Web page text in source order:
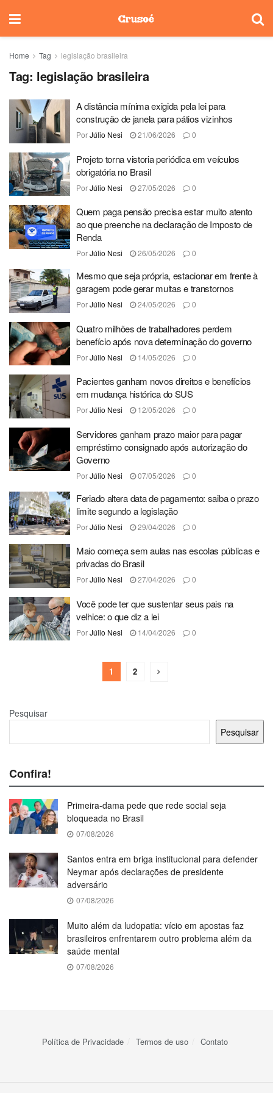
Home Tag legislação brasileira
Tag: legislação brasileira
A distância mínima exigida pela lei para
construção de janela para pátios vizinhos
PorJúlio Nesi 21/06/2026 0
Projeto torna vistoria periódica em veículos
obrigatória no Brasil
PorJúlio Nesi 27/05/2026 0
Quem paga pensão precisa estar muito atento
ao que preenche na declaração de Imposto de
Renda
PorJúlio Nesi 26/05/2026 0
Mesmo que seja própria, estacionar em frente à
garagem pode gerar multas e transtornos
PorJúlio Nesi 24/05/2026 0
Quatro milhões de trabalhadores perdem
benefício após nova determinação do governo
PorJúlio Nesi 14/05/2026 0
Pacientes ganham novos direitos e benefícios
em mudança histórica do SUS
PorJúlio Nesi 12/05/2026 0
Servidores ganham prazo maior para pagar
empréstimo consignado após autorização do
Governo
PorJúlio Nesi 07/05/2026 0
Feriado altera data de pagamento: saiba o prazo
limite segundo a legislação
PorJúlio Nesi 29/04/2026 0
Maio começa sem aulas nas escolas públicas e
privadas do Brasil
PorJúlio Nesi 27/04/2026 0
Você pode ter que sustentar seus pais na
velhice: o que diz a lei
PorJúlio Nesi 14/04/2026 0
1 2
Pesquisar
Pesquisar
Confira!
Primeira-dama pede que rede social seja
bloqueada no Brasil
07/08/2026
Santos entra em briga institucional para defender
Neymar após declarações de presidente
adversário
07/08/2026
Muito além da ludopatia: vício em apostas faz
brasileiros enfrentarem outro problema além da
saúde mental
07/08/2026
Política de Privacidade Termos de uso Contato